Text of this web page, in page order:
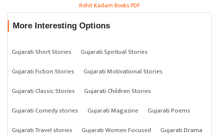
Rohit Kadam Books PDF
More Interesting Options
Gujarati Short Stories
Gujarati Spiritual Stories
Gujarati Fiction Stories
Gujarati Motivational Stories
Gujarati Classic Stories
Gujarati Children Stories
Gujarati Comedy stories
Gujarati Magazine
Gujarati Poems
Gujarati Travel stories
Gujarati Women Focused
Gujarati Drama